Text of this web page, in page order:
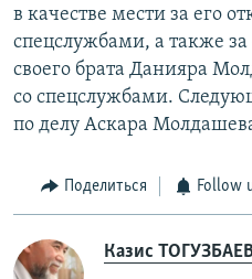
в качестве мести за его
спецслужбами, а также за
своего брата Данияра
со спецслужбами.
по делу Аскара
Поделиться Follow
Казис